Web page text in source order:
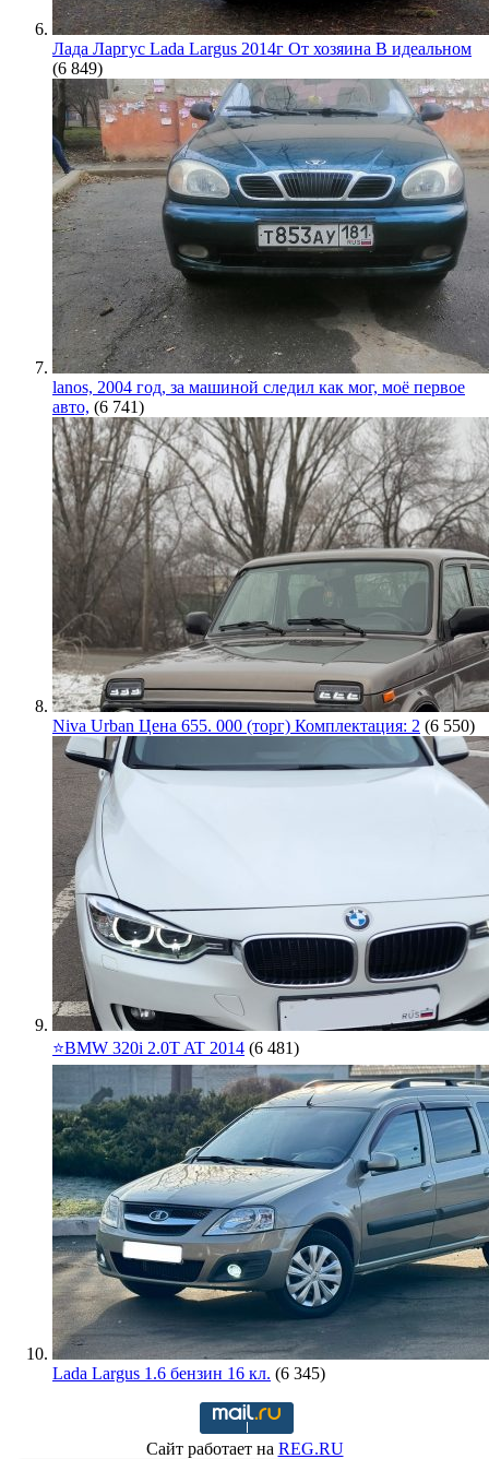
Лада Ларгус Lada Largus 2014г От хозяина В идеальном
(6 849)
lanos, 2004 год, за машиной следил как мог, моё первое
авто, (6 741)
Niva Urban Цена 655. 000 (торг) Комплектация: 2 (6 550)
⭐️BMW 320i 2.0T AT 2014 (6 481)
Lada Largus 1.6 бензин 16 кл. (6 345)
Сайт работает на REG.RU